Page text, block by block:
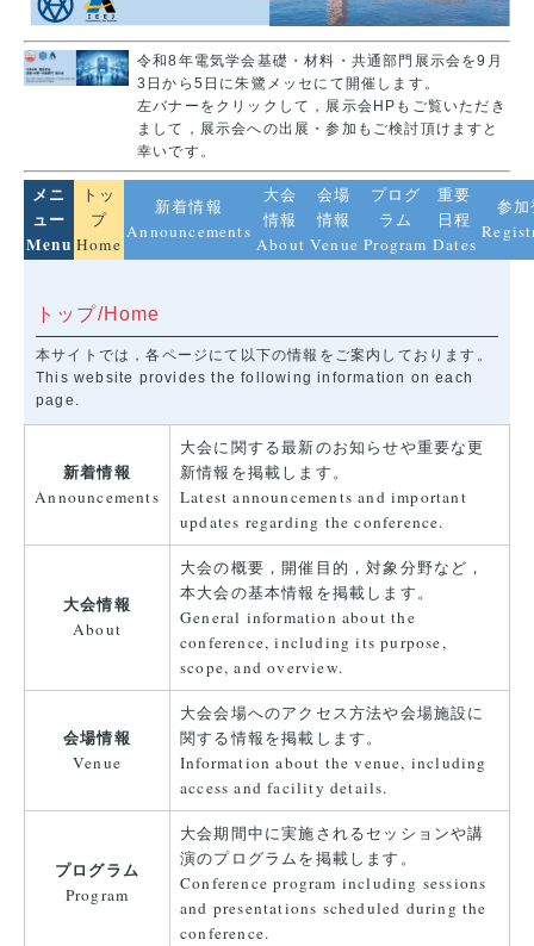
令和8年電気学会基礎・材料・共通部門展示会を9月
3日から5日に朱鷺メッセにて開催します。
左バナーをクリックして，展示会HPもご覧いただき
まして，展示会への出展・参加もご検討頂けますと
幸いです。
メニ
ュー
Menu
トッ
プ
Home
新着情報
Announcements
大会
情報
About
会場
情報
Venue
プログ
ラム
Program
重要
日程
Dates
参
トップ/Home
本サイトでは，各ページにて以下の情報をご案内しております。
This website provides the following information on each
page.
新着情報
Announcements
大会に関する最新のお知らせや重要な更
新情報を掲載します。
Latest announcements and important
updates regarding the conference.
大会情報
About
大会の概要，開催目的，対象分野など，
本大会の基本情報を掲載します。
General information about the
conference, including its purpose,
scope, and overview.
会場情報
Venue
大会会場へのアクセス方法や会場施設に
関する情報を掲載します。
Information about the venue, including
access and facility details.
プログラム
Program
大会期間中に実施されるセッションや講
演のプログラムを掲載します。
Conference program including sessions
and presentations scheduled during the
conference.